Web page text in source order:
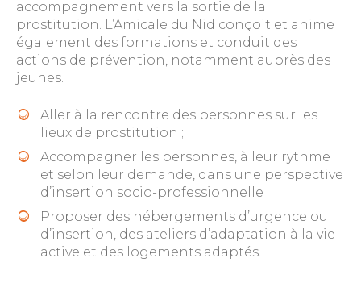
accompagnement vers la sortie de la
prostitution. L’Amicale du Nid conçoit et anime
également des formations et conduit des
actions de prévention, notamment auprès des
jeunes.
Aller à la rencontre des personnes sur les
lieux de prostitution ;
Accompagner les personnes, à leur rythme
et selon leur demande, dans une perspective
d’insertion socio-professionnelle ;
Proposer des hébergements d’urgence ou
d’insertion, des ateliers d’adaptation à la vie
active et des logements adaptés.